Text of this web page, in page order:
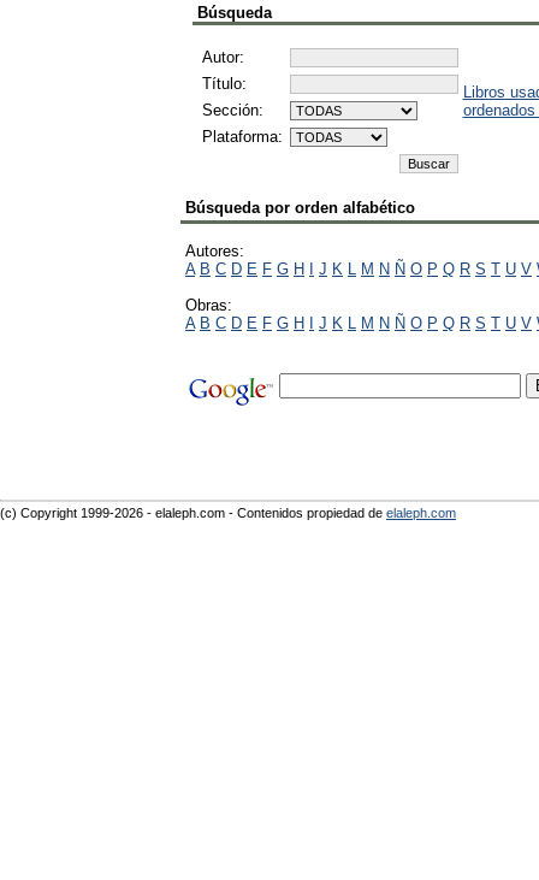
Búsqueda
Autor:
Título:
Sección:
Plataforma:
Libros
Búsqueda por orden alfabético
Autores:
A B C D E F G H I J K L M N Ñ O P Q R S T U V
Obras:
A B C D E F G H I J K L M N Ñ O P Q R S T U V
(c) Copyright 1999-2026 - elaleph.com - Contenidos propiedad de elaleph.com